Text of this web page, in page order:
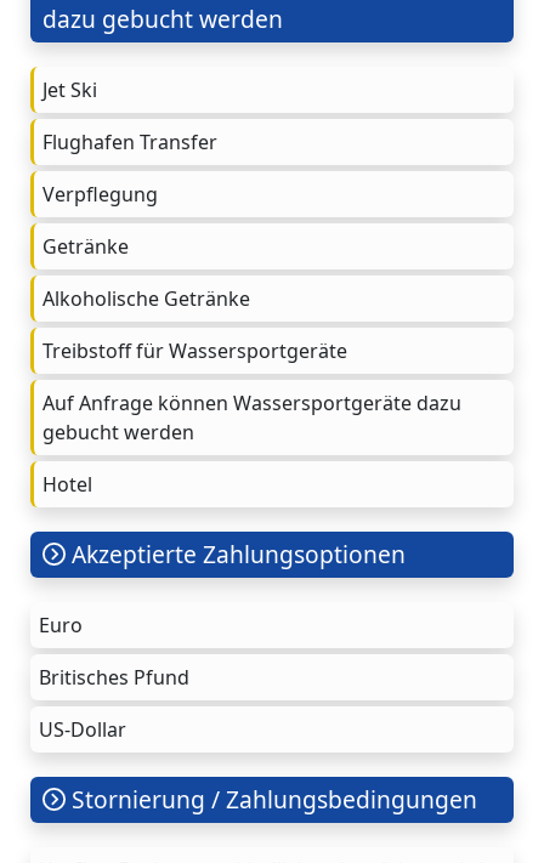
dazu gebucht werden
Jet Ski
Flughafen Transfer
Verpflegung
Getränke
Alkoholische Getränke
Treibstoff für Wassersportgeräte
Auf Anfrage können Wassersportgeräte dazu
gebucht werden
Hotel
Akzeptierte Zahlungsoptionen
Euro
Britisches Pfund
US-Dollar
Stornierung / Zahlungsbedingungen